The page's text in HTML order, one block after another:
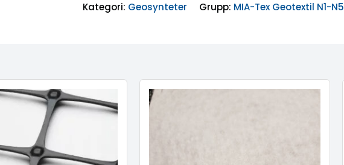
Kategori: Geosynteter Grupp: MIA-Tex Geotextil N1-N5